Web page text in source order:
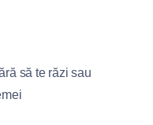
să te răzi sau